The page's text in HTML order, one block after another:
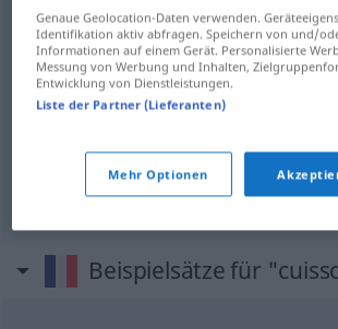
Backenn cuisson
Bratenn cuisson
n cuisson TECH
Beispielsätze für
Genaue Geolocation-Daten verwenden.
Identifikation aktiv abfragen. Speichern von und/
Informationen auf einem Gerät. Personalisierte
Messung von Werbung und Inhalten,
Entwicklung von Dienstleistungen.
Liste der Partner (Lieferanten)
Mehr Optionen